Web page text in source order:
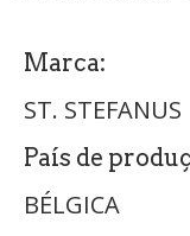
Marca:
ST. STEFANUS
País de
BÉLGICA